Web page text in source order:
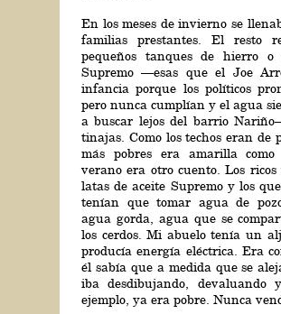
En los meses de invierno se
familias prestantes. El resto
pequeños tanques de hierro
Supremo —esas que el Joe
infancia porque los políticos
pero nunca cumplían y el agua
a buscar lejos del barrio
tinajas. Como los techos eran de
más pobres era amarilla
verano era otro cuento. Los
latas de aceite Supremo y los
tenían que tomar agua de
agua gorda, agua que se
los cerdos. Mi abuelo tenía un
producía energía eléctrica. Era
él sabía que a medida que se
iba desdibujando,
ejemplo, ya era pobre. Nunca